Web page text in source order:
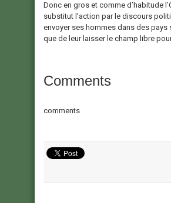
Donc en gros et comme d’habitude
substitut l’action par le discours
envoyer ses hommes dans des pays
que de leur laisser le champ libre
Comments
comments